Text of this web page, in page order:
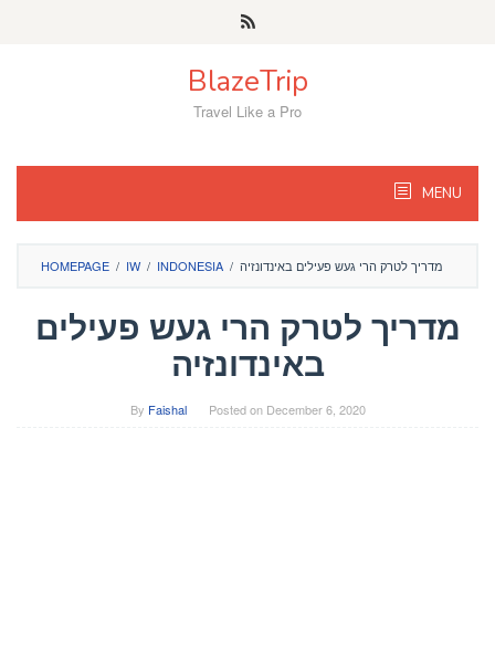
BlazeTrip
Travel Like a Pro
MENU
HOMEPAGE / IW / INDONESIA / מדריך לטרק הרי געש פעילים באינדונזיה
מדריך לטרק הרי געש פעילים
באינדונזיה
By Faishal Posted on December 6, 2020